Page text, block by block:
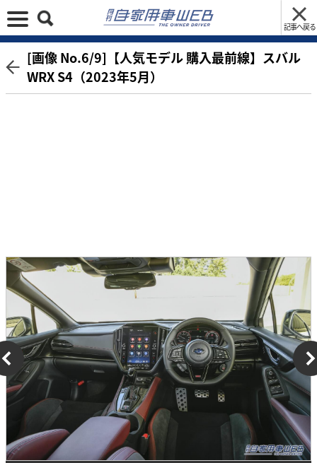
記事へ戻る
[画像 No.6/9]【人気モデル 購入最前線】スバル
WRX S4（2023年5月）